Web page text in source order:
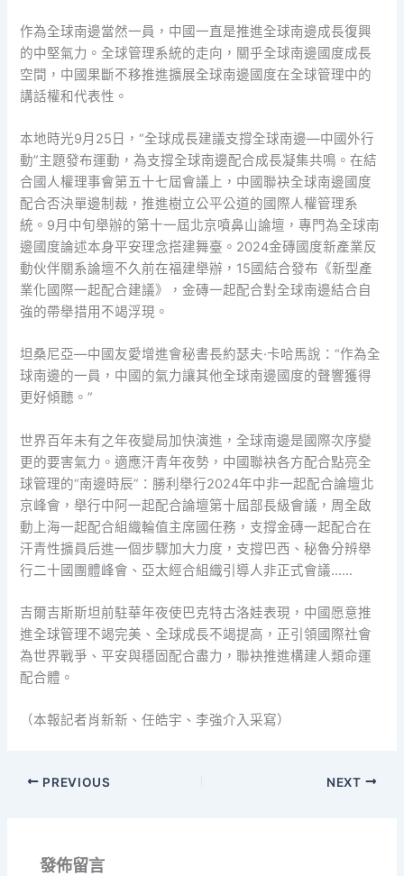
作為全球南邊當然一員，中國一直是推進全球南邊成長復興
的中堅氣力。全球管理系統的走向，關乎全球南邊國度成長
空間，中國果斷不移推進擴展全球南邊國度在全球管理中的
講話權和代表性。
本地時光9月25日，“全球成長建議支撐全球南邊—中國外行
動”主題發布運動，為支撐全球南邊配合成長凝集共鳴。在結
合國人權理事會第五十七屆會議上，中國聯袂全球南邊國度
配合否決單邊制裁，推進樹立公平公道的國際人權管理系
統。9月中旬舉辦的第十一屆北京噴鼻山論壇，專門為全球南
邊國度論述本身平安理念搭建舞臺。2024金磚國度新產業反
動伙伴關系論壇不久前在福建舉辦，15國結合發布《新型產
業化國際一起配合建議》，金磚一起配合對全球南邊結合自
強的帶舉措用不竭浮現。
坦桑尼亞—中國友愛增進會秘書長約瑟夫·卡哈馬說：“作為全
球南邊的一員，中國的氣力讓其他全球南邊國度的聲響獲得
更好傾聽。”
世界百年未有之年夜變局加快演進，全球南邊是國際次序變
更的要害氣力。適應汗青年夜勢，中國聯袂各方配合點亮全
球管理的“南邊時辰”：勝利舉行2024年中非一起配合論壇北
京峰會，舉行中阿一起配合論壇第十屆部長級會議，周全啟
動上海一起配合組織輪值主席國任務，支撐金磚一起配合在
汗青性擴員后進一個步驟加大力度，支撐巴西、秘魯分辨舉
行二十國團體峰會、亞太經合組織引導人非正式會議……
吉爾吉斯斯坦前駐華年夜使巴克特古洛娃表現，中國愿意推
進全球管理不竭完美、全球成長不竭提高，正引領國際社會
為世界戰爭、平安與穩固配合盡力，聯袂推進構建人類命運
配合體。
（本報記者肖新新、任皓宇、李強介入采寫）
PREVIOUS NEXT
發佈留言